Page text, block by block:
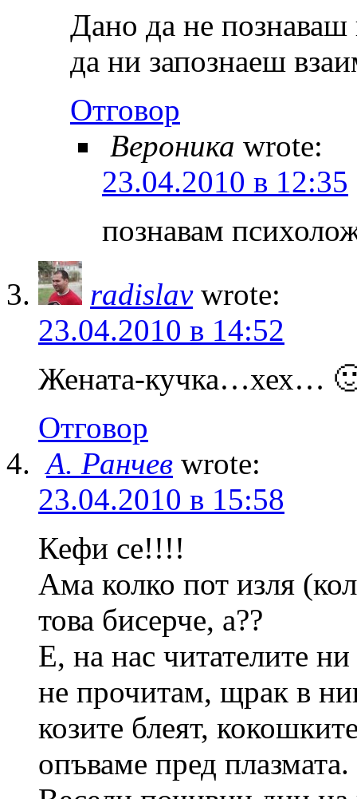
Дано да не
да ни запознаеш
Отговор
Вероника wrote:
23.04.2010 в 12:35
познавам
radislav wrote:
23.04.2010 в 14:52
Жената-кучка…хех…
Отговор
А. Ранчев wrote:
23.04.2010 в 15:58
Кефи се!!!!
Ама колко пот изля
това бисерче, а??
Е, на нас читателите
не прочитам, щрак в
козите блеят,
опъваме пред плазмата.